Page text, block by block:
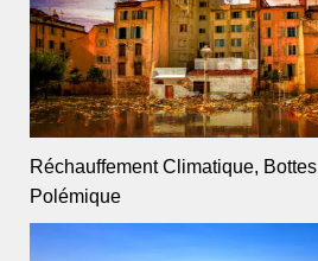
Réchauffement Climatique,
Polémique